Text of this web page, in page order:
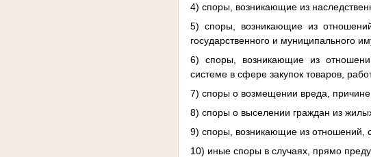
4) споры, возникающие из
5) споры, возникающие из
государственного и муниципального
6) споры, возникающие из
системе в сфере закупок товаров,
7) споры о возмещении вреда,
8) споры о выселении граждан из
9) споры, возникающие из отношений,
10) иные споры в случаях, прямо